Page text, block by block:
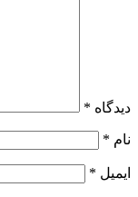
دیدگاه *
نام *
ایمیل *